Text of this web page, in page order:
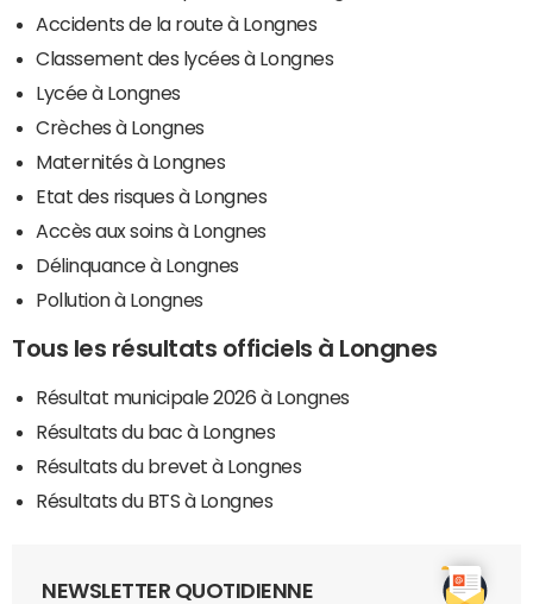
Accidents de la route à Longnes
Classement des lycées à Longnes
Lycée à Longnes
Crèches à Longnes
Maternités à Longnes
Etat des risques à Longnes
Accès aux soins à Longnes
Délinquance à Longnes
Pollution à Longnes
Tous les résultats officiels à Longnes
Résultat municipale 2026 à Longnes
Résultats du bac à Longnes
Résultats du brevet à Longnes
Résultats du BTS à Longnes
NEWSLETTER QUOTIDIENNE